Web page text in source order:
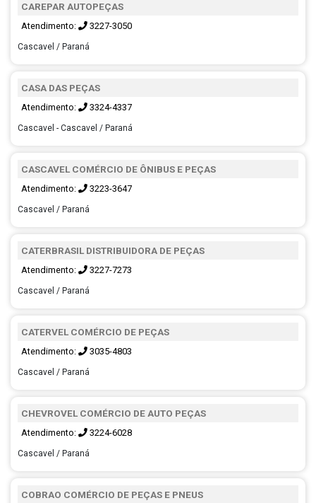
CAREPAR AUTOPEÇAS
Atendimento: 3227-3050
Cascavel / Paraná
CASA DAS PEÇAS
Atendimento: 3324-4337
Cascavel - Cascavel / Paraná
CASCAVEL COMÉRCIO DE ÔNIBUS E PEÇAS
Atendimento: 3223-3647
Cascavel / Paraná
CATERBRASIL DISTRIBUIDORA DE PEÇAS
Atendimento: 3227-7273
Cascavel / Paraná
CATERVEL COMÉRCIO DE PEÇAS
Atendimento: 3035-4803
Cascavel / Paraná
CHEVROVEL COMÉRCIO DE AUTO PEÇAS
Atendimento: 3224-6028
Cascavel / Paraná
COBRAO COMÉRCIO DE PEÇAS E PNEUS